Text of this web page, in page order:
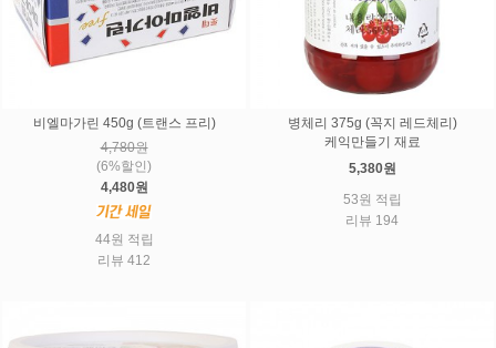
비엘마가린 450g (트랜스 프리)
4,780원
(6%할인)
4,480원
44원 적립
리뷰 412
병체리 375g (꼭지 레드체리)
케익만들기 재료
5,380원
53원 적립
리뷰 194